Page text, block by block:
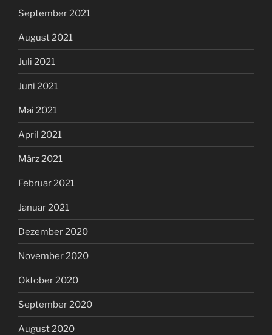
September 2021
August 2021
Juli 2021
Juni 2021
Mai 2021
April 2021
März 2021
Februar 2021
Januar 2021
Dezember 2020
November 2020
Oktober 2020
September 2020
August 2020